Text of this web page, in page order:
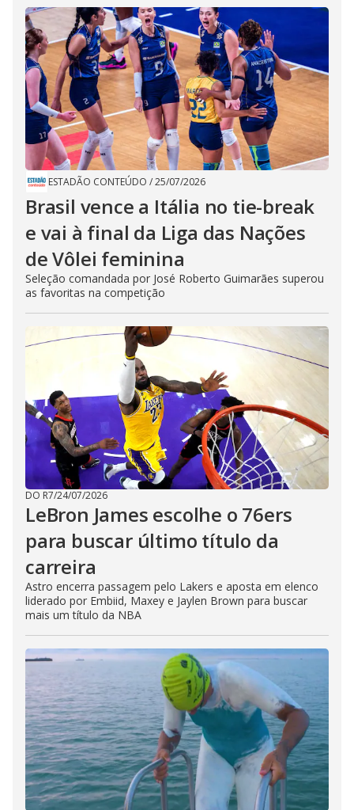
ESTADÃO CONTEÚDO /25/07/2026
Brasil vence a Itália no tie-break
e vai à final da Liga das Nações
de Vôlei feminina
Seleção comandada por José Roberto Guimarães superou
as favoritas na competição
DO R7/24/07/2026
LeBron James escolhe o 76ers
para buscar último título da
carreira
Astro encerra passagem pelo Lakers e aposta em elenco
liderado por Embiid, Maxey e Jaylen Brown para buscar
mais um título da NBA